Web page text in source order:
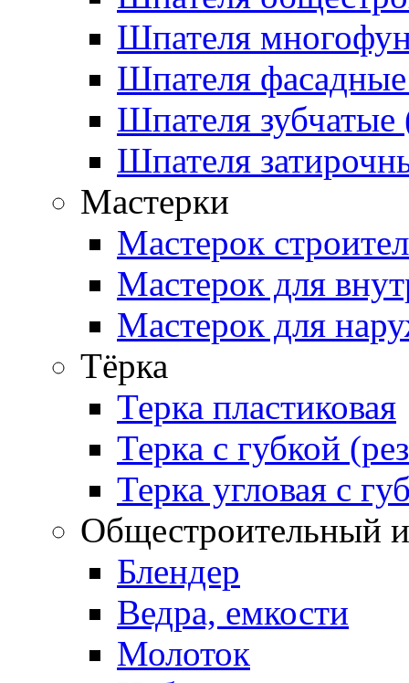
Шпателя
Шпателя
Шпателя зубчатые
Шпателя
Мастерки
Мастерок
Мастерок для
Мастерок для
Тёрка
Терка пластиковая
Терка с губкой
Терка угловая с
Общестроительный
Блендер
Ведра, емкости
Молоток